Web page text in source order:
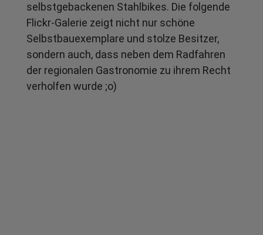
selbstgebackenen Stahlbikes. Die folgende
Flickr-Galerie zeigt nicht nur schöne
Selbstbauexemplare und stolze Besitzer,
sondern auch, dass neben dem Radfahren
der regionalen Gastronomie zu ihrem Recht
verholfen wurde ;o)